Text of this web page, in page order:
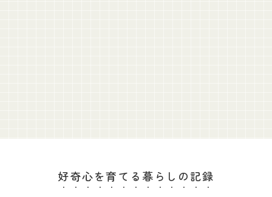
好奇心を育てる暮らしの記録